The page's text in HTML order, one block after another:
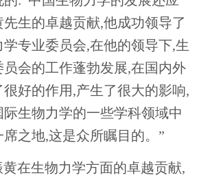
先生的卓越贡献,他成功领导了
专业委员会,在他的领导下,生
会的工作蓬勃发展,在国内外
好的作用,产生了很大的影响,
生物力学的一些学科领域中
之地,这是众所瞩目的。”
黄在生物力学方面的卓越贡献,